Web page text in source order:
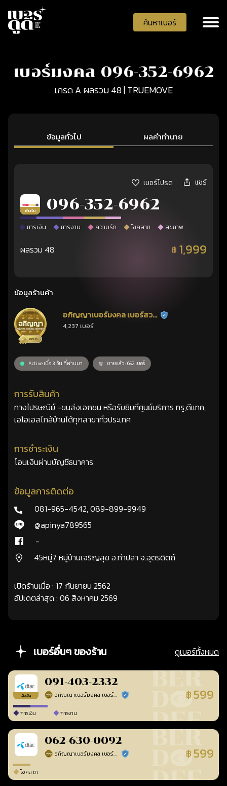
ค้นหาเบอร์
เบอร์มงคล 096-352-6962
เกรด A ผลรวม 48 | TRUEMOVE
ข้อมูลทั่วไป ผลคำทำนาย
เบอร์โปรด แชร์
เติมเงิน 096-352-6962
การเงิน การงาน ความรัก โชคลาภ สุขภาพ
ผลรวม 48 ฿ 1,999
ข้อมูลร้านค้า
อภิญญาเบอร์มงคล เบอร์สวย
เลขศาสตร์
ร้านยืนยันแล้ว
4,237 เบอร์
Active เมื่อ 3 วัน ที่ผ่านมา ขายแล้ว : 652 เบอร์
การรับสินค้า
ทางไปรษณีย์ -ขนส่งเอกชน หรือรับซิมที่ศูนย์บริการ ทรู,ดีแทค,
เอไอเอสไกล้บ้านได้ทุกสาขาทั่วประเทศ
การชำระเงิน
โอนเงินผ่านบัญชีธนาคาร
ข้อมูลการติดต่อ
081-965-4542,089-899-9949
@apinya789565
-
45หมู่7 หมู่บ้านเจริญสุข อ.ท่าปลา จ.อุตรดิตถ์
เปิดร้านเมื่อ : 17 กันยายน 2562
อัปเดตล่าสุด : 06 สิงหาคม 2569
เบอร์อื่นๆ ของร้าน ดูเบอร์ทั้งหมด
เติมเงิน
091-403-2332
อภิญญาเบอร์มงคล เบอร์สวยเลขศาสตร์ ร้านยืนยันแล้ว ฿ 599
การเงิน การงาน
062-630-0092
อภิญญาเบอร์มงคล เบอร์สวยเลขศาสตร์ ร้านยืนยันแล้ว ฿ 599
โชคลาภ